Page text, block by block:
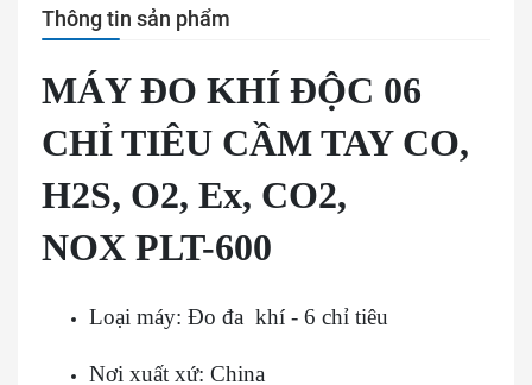
Thông tin sản phẩm
MÁY ĐO KHÍ ĐỘC 06
CHỈ TIÊU CẦM TAY CO,
H2S, O2, Ex, CO2,
NOX PLT-600
Loại máy: Đo đa khí - 6 chỉ tiêu
Nơi xuất xứ: China